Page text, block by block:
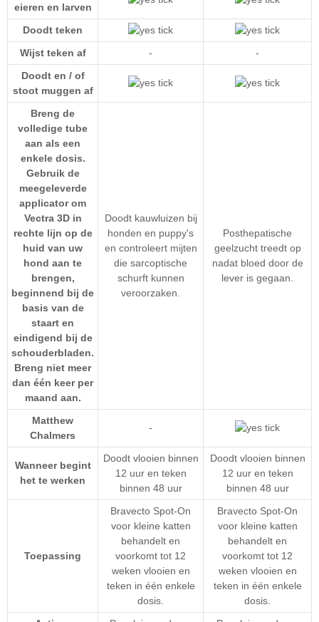
eieren en larven
Doodt teken
Wijst teken af
-
-
Doodt en / of
stoot muggen af
Breng de
volledige tube
aan als een
enkele dosis.
Gebruik de
meegeleverde
applicator om
Vectra 3D in
rechte lijn op de
huid van uw
hond aan te
brengen,
beginnend bij de
basis van de
staart en
eindigend bij de
schouderbladen.
Breng niet meer
dan één keer per
maand aan.
Doodt kauwluizen bij
honden en puppy's
en controleert mijten
die sarcoptische
schurft kunnen
veroorzaken.
Posthepatische
geelzucht treedt op
nadat bloed door de
lever is gegaan.
Matthew
Chalmers
-
Wanneer begint
het te werken
Doodt vlooien binnen
12 uur en teken
binnen 48 uur
Doodt vlooien binnen
12 uur en teken
binnen 48 uur
Toepassing
Bravecto Spot-On
voor kleine katten
behandelt en
voorkomt tot 12
weken vlooien en
teken in één enkele
dosis.
Bravecto Spot-On
voor kleine katten
behandelt en
voorkomt tot 12
weken vlooien en
teken in één enkele
dosis.